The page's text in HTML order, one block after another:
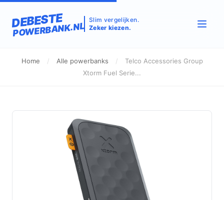
DEBESTE
POWERBANK.NL
Slim vergelijken.
Zeker kiezen.
Home / Alle powerbanks /
Telco Accessories Group
Xtorm Fuel Serie...